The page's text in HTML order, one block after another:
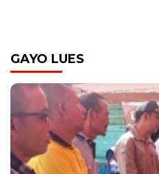
GAYO LUES